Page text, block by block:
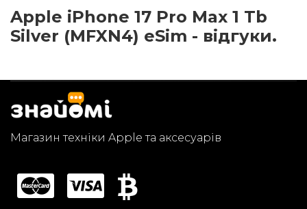
Apple iPhone 17 Pro Max 1 Tb
Silver (MFXN4) eSim - відгуки.
Магазин техніки Apple та аксесуарів